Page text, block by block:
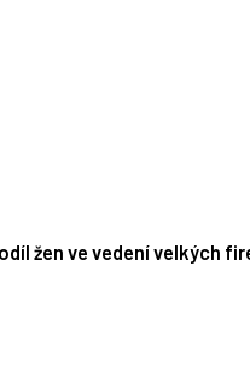
žen ve vedení velkých